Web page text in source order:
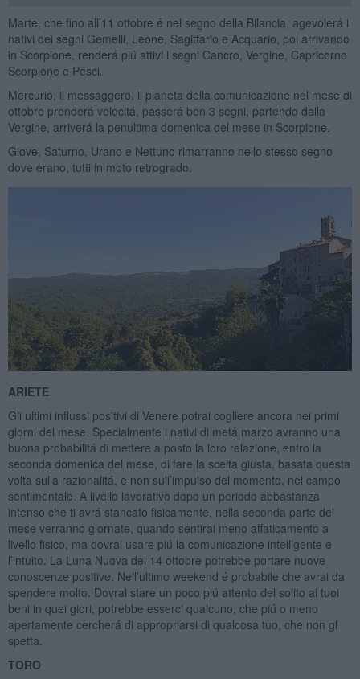
Marte, che fino all’11 ottobre é nel segno della Bilancia, agevolerá i
nativi dei segni Gemelli, Leone, Sagittario e Acquario, poi arrivando
in Scorpione, renderá piú attivi i segni Cancro, Vergine, Capricorno
Scorpione e Pesci.
Mercurio, il messaggero, il pianeta della comunicazione nel mese di
ottobre prenderá velocitá, passerá ben 3 segni, partendo dalla
Vergine, arriverá la penultima domenica del mese in Scorpione.
Giove, Saturno, Urano e Nettuno rimarranno nello stesso segno
dove erano, tutti in moto retrogrado.
ARIETE
Gli ultimi influssi positivi di Venere potrai cogliere ancora nei primi
giorni del mese. Specialmente i nativi di metá marzo avranno una
buona probabilitá di mettere a posto la loro relazione, entro la
seconda domenica del mese, di fare la scelta giusta, basata questa
volta sulla razionalitá, e non sull’impulso del momento, nel campo
sentimentale. A livello lavorativo dopo un periodo abbastanza
intenso che ti avrá stancato fisicamente, nella seconda parte del
mese verranno giornate, quando sentirai meno affaticamento a
livello fisico, ma dovrai usare piú la comunicazione intelligente e
l’intuito. La Luna Nuova del 14 ottobre potrebbe portare nuove
conoscenze positive. Nell’ultimo weekend é probabile che avrai da
spendere molto. Dovrai stare un poco piú attento del solito ai tuoi
beni in quei giori, potrebbe esserci qualcuno, che piú o meno
apertamente cercherá di appropriarsi di qualcosa tuo, che non gl
spetta.
TORO